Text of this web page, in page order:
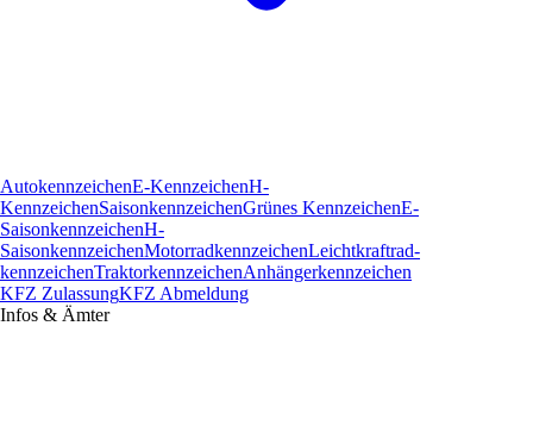
AutokennzeichenE-KennzeichenH-
KennzeichenSaisonkennzeichenGrünes KennzeichenE-
SaisonkennzeichenH-
SaisonkennzeichenMotorradkennzeichenLeichtkraftrad­
kennzeichenTraktorkennzeichenAnhängerkennzeichen
KFZ ZulassungKFZ Abmeldung
Infos & Ämter